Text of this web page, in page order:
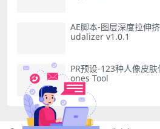
AE脚本-图层深度拉伸
udalizer v1.0.1
PR预设-123种人像皮
ones Tool